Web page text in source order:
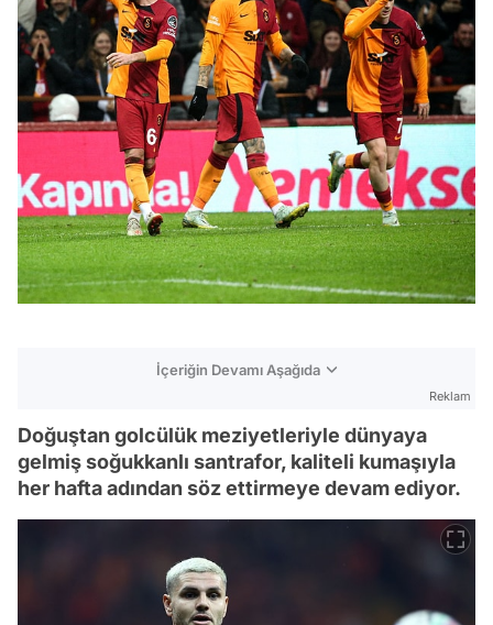
İçeriğin Devamı Aşağıda
Reklam
Doğuştan golcülük meziyetleriyle dünyaya
gelmiş soğukkanlı santrafor, kaliteli kumaşıyla
her hafta adından söz ettirmeye devam ediyor.